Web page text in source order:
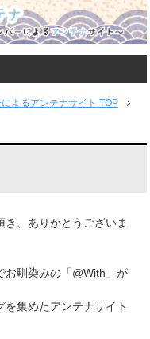
よるアンテナサイト TOP
き、ありがとうございま
お馴染みの「@With」が
を集めたアンテナサイト